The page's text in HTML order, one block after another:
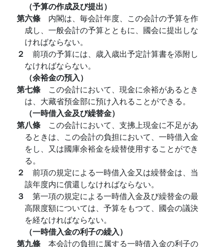
（予算の作成及び提出）
第六條 内閣は、毎会計年度、この会計の予算を作
成し、一般会計の予算とともに、國会に提出しな
ければならない。
２ 前項の予算には、歳入歳出予定計算書を添附し
なければならない。
（余裕金の預入）
第七條 この会計において、現金に余裕があるとき
は、大藏省預金部に預け入れることができる。
（一時借入金及び繰替金）
第八條 この会計において、支拂上現金に不足があ
るときは、この会計の負担において、一時借入金
をし、又は國庫余裕金を繰替使用することができ
る。
２ 前項の規定による一時借入金又は繰替金は、当
該年度内に償還しなければならない。
３ 第一項の規定による一時借入金及び繰替金の最
高限度額については、予算をもつて、國会の議決
を経なければならない。
（一時借入金の利子の繰入）
第九條 本会計の負担に属する一時借入金の利子の